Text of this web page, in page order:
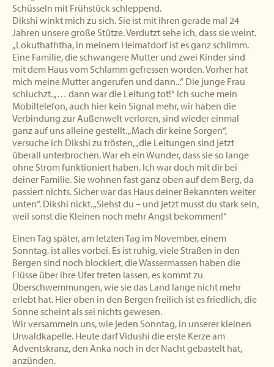
Schüsseln mit Frühstück schleppend.
Dikshi winkt mich zu sich. Sie ist mit ihren gerade mal 24
Jahren unsere große Stütze. Verdutzt sehe ich, dass sie weint.
„Lokuthaththa, in meinem Heimatdorf ist es ganz schlimm.
Eine Familie, die schwangere Mutter und zwei Kinder sind
mit dem Haus vom Schlamm gefressen worden. Vorher hat
mich meine Mutter angerufen und dann...“ Die junge Frau
schluchzt. „… dann war die Leitung tot!“ Ich suche mein
Mobiltelefon, auch hier kein Signal mehr, wir haben die
Verbindung zur Außenwelt verloren, sind wieder einmal
ganz auf uns alleine gestellt. „Mach dir keine Sorgen“,
versuche ich Dikshi zu trösten, „die Leitungen sind jetzt
überall unterbrochen. War eh ein Wunder, dass sie so lange
ohne Strom funktioniert haben. Ich war doch mit dir bei
deiner Familie. Sie wohnen fast ganz oben auf dem Berg, da
passiert nichts. Sicher war das Haus deiner Bekannten weiter
unten“. Dikshi nickt. „Siehst du – und jetzt musst du stark sein,
weil sonst die Kleinen noch mehr Angst bekommen!“
Einen Tag später, am letzten Tag im November, einem
Sonntag, ist alles vorbei. Es ist ruhig, viele Straßen in den
Bergen sind noch blockiert, die Wassermassen haben die
Flüsse über ihre Ufer treten lassen, es kommt zu
Überschwemmungen, wie sie das Land lange nicht mehr
erlebt hat. Hier oben in den Bergen freilich ist es friedlich, die
Sonne scheint als sei nichts gewesen.
Wir versammeln uns, wie jeden Sonntag, in unserer kleinen
Urwaldkapelle. Heute darf Vidushi die erste Kerze am
Adventskranz, den Anka noch in der Nacht gebastelt hat,
anzünden.